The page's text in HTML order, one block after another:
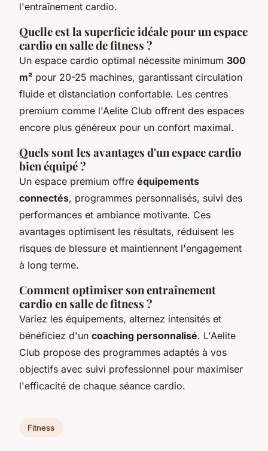
l'entraînement cardio.
Quelle est la superficie idéale pour un espace
cardio en salle de fitness ?
Un espace cardio optimal nécessite minimum 300
m² pour 20-25 machines, garantissant circulation
fluide et distanciation confortable. Les centres
premium comme l'Aelite Club offrent des espaces
encore plus généreux pour un confort maximal.
Quels sont les avantages d'un espace cardio
bien équipé ?
Un espace premium offre équipements
connectés, programmes personnalisés, suivi des
performances et ambiance motivante. Ces
avantages optimisent les résultats, réduisent les
risques de blessure et maintiennent l'engagement
à long terme.
Comment optimiser son entraînement
cardio en salle de fitness ?
Variez les équipements, alternez intensités et
bénéficiez d'un coaching personnalisé. L'Aelite
Club propose des programmes adaptés à vos
objectifs avec suivi professionnel pour maximiser
l'efficacité de chaque séance cardio.
Fitness